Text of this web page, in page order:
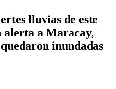
lluvias de este
alerta a Maracay,
inundadas